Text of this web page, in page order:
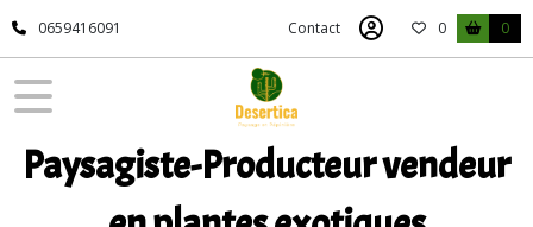
0659416091 Contact 0 0
Paysagiste-Producteur vendeur